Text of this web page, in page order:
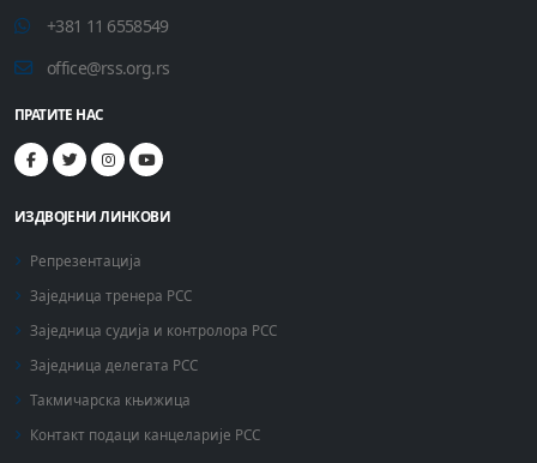
+381 11 6558549
office@rss.org.rs
ПРАТИТЕ НАС
ИЗДВОЈЕНИ ЛИНКОВИ
Репрезентација
Заједница тренера РСС
Заједница судија и контролора РСС
Заједница делегата РСС
Такмичарска књижица
Контакт подаци канцеларије РСС